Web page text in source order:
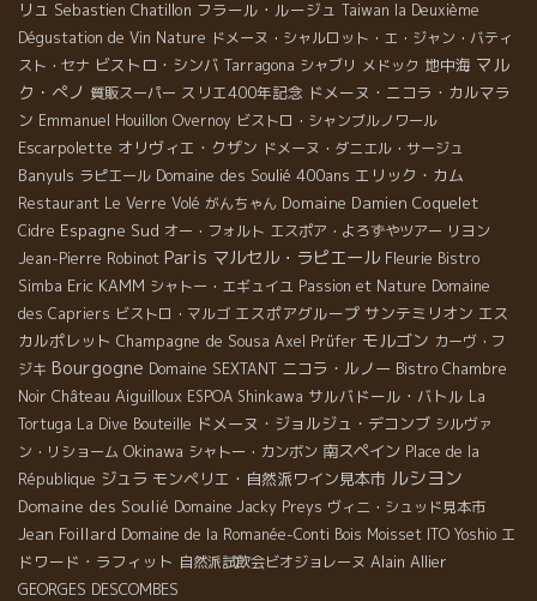
リュ Sebastien Chatillon フラール・ルージュ Taiwan la Deuxième
Dégustation de Vin Nature ドメーヌ・シャルロット・エ・ジャン・バティ
スト・セナ ビストロ・シンバ Tarragona シャブリ メドック 地中海 マル
ク・ぺノ 質販スーパー スリエ400年記念 ドメーヌ・ニコラ・カルマラ
ン Emmanuel Houillon Overnoy ビストロ・シャンブルノワール
Escarpolette オリヴィエ・クザン ドメーヌ・ダニエル・サージュ
Banyuls ラピエール Domaine des Soulié 400ans エリック・カム
Restaurant Le Verre Volé がんちゃん Domaine Damien Coquelet
Cidre Espagne Sud オー・フォルト エスポア・よろずやツアー リヨン
Jean-Pierre Robinot Paris マルセル・ラピエール Fleurie Bistro
Simba Eric KAMM シャトー・エギュイユ Passion et Nature Domaine
des Capriers ビストロ・マルゴ エスポアグループ サンテミリオン エス
カルポレット Champagne de Sousa Axel Prüfer モルゴン カーヴ・フ
ジキ Bourgogne Domaine SEXTANT ニコラ・ルノー Bistro Chambre
Noir Château Aiguilloux ESPOA Shinkawa サルバドール・バトル La
Tortuga La Dive Bouteille ドメーヌ・ジョルジュ・デコンブ シルヴァ
ン・リショーム Okinawa シャトー・カンボン 南スペイン Place de la
République ジュラ モンペリエ・自然派ワイン見本市 ルシヨン
Domaine des Soulié Domaine Jacky Preys ヴィニ・シュッド見本市
Jean Foillard Domaine de la Romanée-Conti Bois Moisset ITO Yoshio エ
ドワード・ラフィット 自然派試飲会ビオジョレーヌ Alain Allier
GEORGES DESCOMBES